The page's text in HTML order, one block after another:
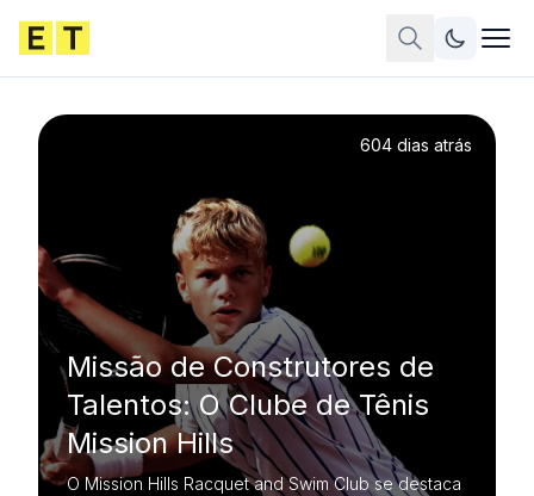
Missão de Construtores de
Talentos: O Clube de Tênis
Mission Hills
O Mission Hills Racquet and Swim Club se destaca
604 dias atrás